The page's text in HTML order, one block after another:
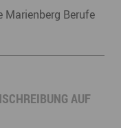
Berufe
AUF